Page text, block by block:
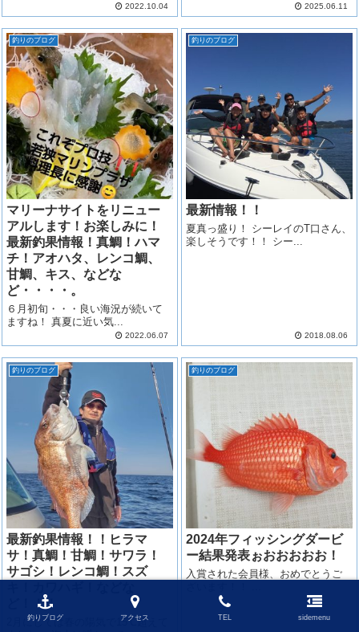
2022.10.04 2025.06.11
釣りのブログ
マリーナサイトをリニュー
アルします！お楽しみに！
最新釣果情報！真鯛！ハマ
チ！アオハタ、レンコ鯛、
甘鯛、キス、などな
ど・・・・。
６月初旬・・・良い海況が続いて
ますね！ 真夏に近い気...
2022.06.07
釣りのブログ
最新情報！！
夏真っ盛り！ シーレイのT口さん、
楽しそうです！！ シー...
2018.08.06
釣りのブログ
最新釣果情報！！ヒラマ
サ！真鯛！甘鯛！サワラ！
サゴシ！レンコ鯛！スズ
ど！！！
2月にしては春の陽気で15℃超えて
釣りのブログ
2024年フィッシングダービ
ー結果発表ぉおおおおお！
入賞された会員様、おめでとうご
釣りブログ アクセス TEL sidemenu